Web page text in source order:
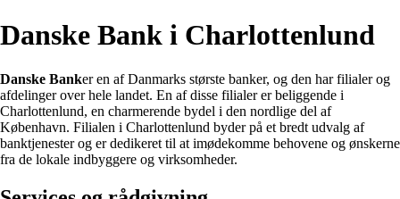
Danske Bank i Charlottenlund
Danske Banker en af Danmarks største banker, og den har filialer og
afdelinger over hele landet. En af disse filialer er beliggende i
Charlottenlund, en charmerende bydel i den nordlige del af
København. Filialen i Charlottenlund byder på et bredt udvalg af
banktjenester og er dedikeret til at imødekomme behovene og ønskerne
fra de lokale indbyggere og virksomheder.